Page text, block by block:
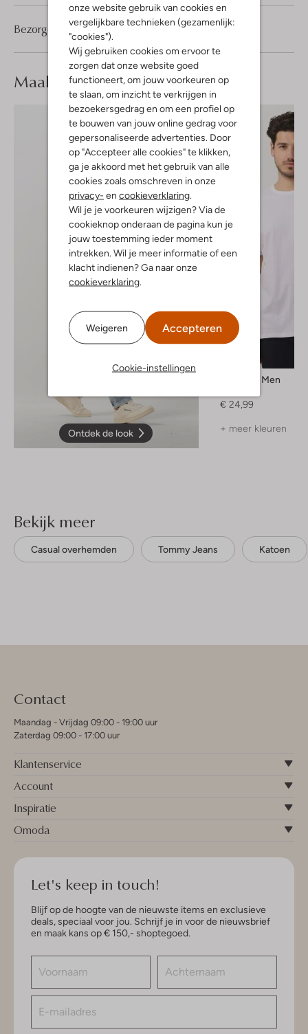
onze website gebruik van cookies en
vergelijkbare technieken (gezamenlijk:
"cookies").
Wij gebruiken cookies om ervoor te
zorgen dat onze website goed
functioneert, om jouw voorkeuren op
te slaan, om inzicht te verkrijgen in
bezoekersgedrag en om een profiel op
te bouwen van jouw online gedrag voor
gepersonaliseerde advertenties. Door
op "Accepteer alle cookies" te klikken,
ga je akkoord met het gebruik van alle
cookies zoals omschreven in onze
privacy- en cookieverklaring.
Wil je je voorkeuren wijzigen? Via de
cookieknop onderaan de pagina kun je
jouw toestemming ieder moment
intrekken. Wil je meer informatie of een
klacht indienen? Ga naar onze
cookieverklaring.
Weigeren Accepteren
Cookie-instellingen
Bezorgen & retourneren
Maak jelook compleet
Ontdek de look
Selected Men
€ 24,99
+ meer kleuren
Bekijk meer
Casual overhemden Tommy Jeans Katoen
Contact
Maandag - Vrijdag 09:00 - 19:00 uur
Zaterdag 09:00 - 17:00 uur
Klantenservice
Account
Inspiratie
Omoda
Let's keep in touch!
Blijf op de hoogte van de nieuwste items en exclusieve
deals, speciaal voor jou. Schrijf je in voor de nieuwsbrief
en maak kans op € 150,- shoptegoed.